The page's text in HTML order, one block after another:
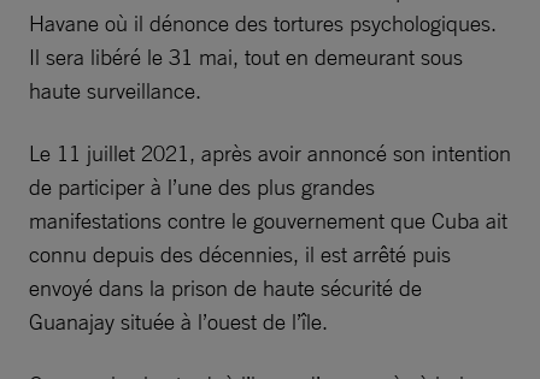
Havane où il dénonce des tortures psychologiques.
Il sera libéré le 31 mai, tout en demeurant sous
haute surveillance.
Le 11 juillet 2021, après avoir annoncé son intention
de participer à l’une des plus grandes
manifestations contre le gouvernement que Cuba ait
connu depuis des décennies, il est arrêté puis
envoyé dans la prison de haute sécurité de
Guanajay située à l’ouest de l’île.